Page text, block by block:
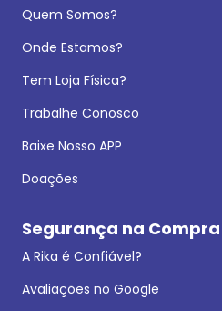
Quem Somos?
Onde Estamos?
Tem Loja Física?
Trabalhe Conosco
Baixe Nosso APP
Doações
Segurança na Compra
A Rika é Confiável?
Avaliações no Google